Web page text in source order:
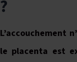
?
L’accouchement
le placenta est